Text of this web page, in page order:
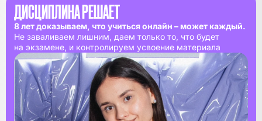
ДИСЦИПЛИНА РЕШАЕТ
8 лет доказываем, что учиться онлайн – может каждый.
Не заваливаем лишним, даем только то, что будет
на экзамене, и контролируем усвоение материала